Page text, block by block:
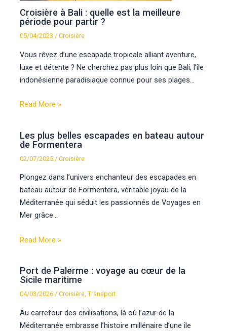
Croisière à Bali : quelle est la meilleure
période pour partir ?
05/04/2023/Croisière
Vous rêvez d’une escapade tropicale alliant aventure,
luxe et détente ? Ne cherchez pas plus loin que Bali, l’île
indonésienne paradisiaque connue pour ses plages…
Read More »
Les plus belles escapades en bateau autour
de Formentera
02/07/2025 /Croisière
Plongez dans l’univers enchanteur des escapades en
bateau autour de Formentera, véritable joyau de la
Méditerranée qui séduit les passionnés de Voyages en
Mer grâce…
Read More »
Port de Palerme : voyage au cœur de la
Sicile maritime
04/03/2026/Croisière,Transport
Au carrefour des civilisations, là où l’azur de la
Méditerranée embrasse l’histoire millénaire d’une île